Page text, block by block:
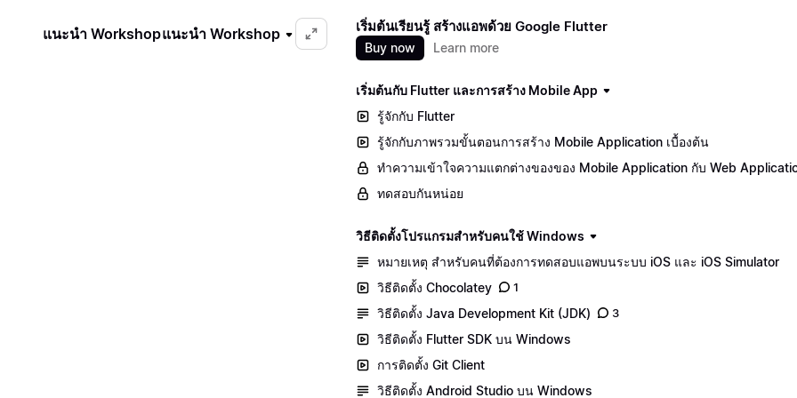
แนะนำ Workshopแนะนำ Workshop เริ่มต้นเรียนรู้ สร้างแอพด้วย Google Flutter
Buy now Learn more
เริ่มต้นกับ Flutter และการสร้าง Mobile App
รู้จักกับ Flutter
รู้จักกับภาพรวมขั้นตอนการสร้าง Mobile Application เบื้องต้น
ทำความเข้าใจความแตกต่างของของ Mobile Application กับ Web
ทดสอบกันหน่อย
วิธีติดตั้งโปรแกรมสำหรับคนใช้ Windows
หมายเหตุ สำหรับคนที่ต้องการทดสอบแอพบนระบบ iOS และ iOS Simulator
วิธีติดตั้ง Chocolatey
1
วิธีติดตั้ง Java Development Kit (JDK) 3
วิธีติดตั้ง Flutter SDK บน Windows
การติดตั้ง Git Client
วิธีติดตั้ง Android Studio บน Windows